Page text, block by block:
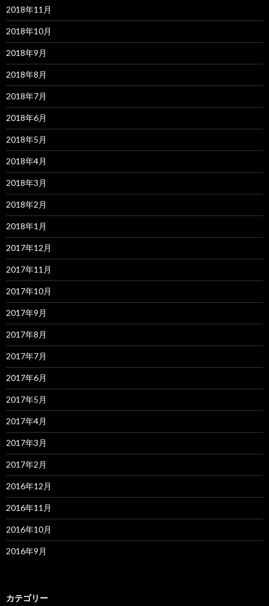
2018年11月
2018年10月
2018年9月
2018年8月
2018年7月
2018年6月
2018年5月
2018年4月
2018年3月
2018年2月
2018年1月
2017年12月
2017年11月
2017年10月
2017年9月
2017年8月
2017年7月
2017年6月
2017年5月
2017年4月
2017年3月
2017年2月
2016年12月
2016年11月
2016年10月
2016年9月
カテゴリー